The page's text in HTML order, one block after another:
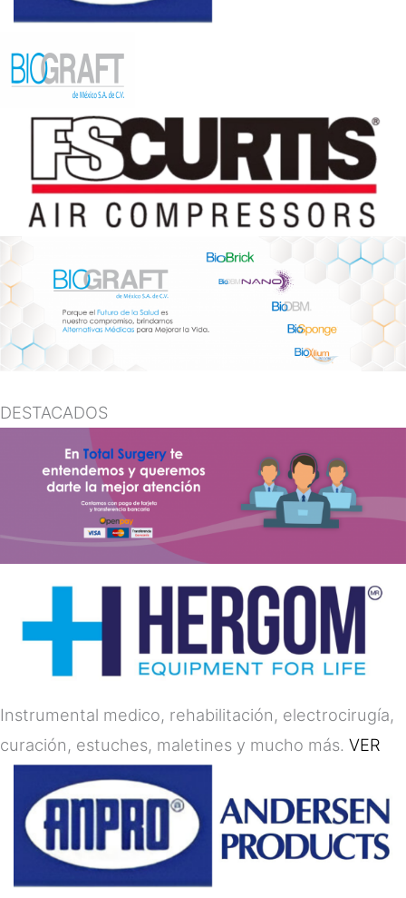
DESTACADOS
Instrumental medico, rehabilitación, electrocirugía,
curación, estuches, maletines y mucho más. VER